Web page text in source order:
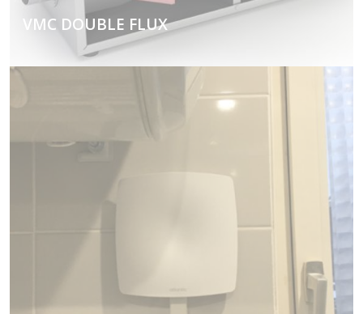
VMC DOUBLE FLUX
Avec ce type d'installation, vous optimisez le flux
d'air à l'intérieur de votre logement tout en